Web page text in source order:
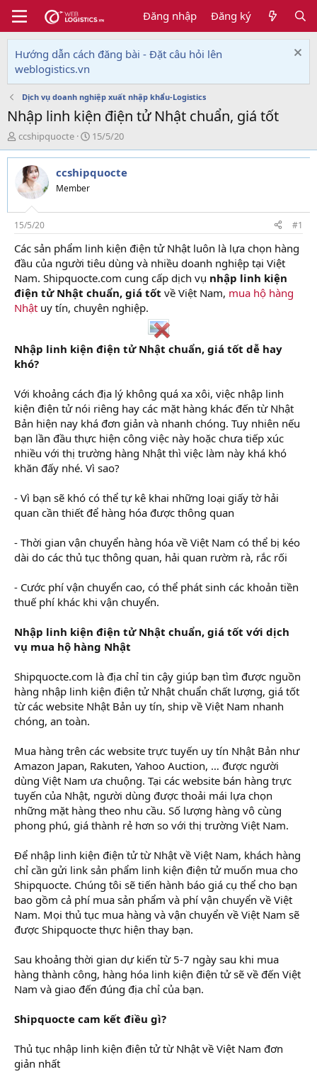
Đăng nhập Đăng ký
Hướng dẫn cách đăng bài - Đặt câu hỏi lên
weblogistics.vn
Dịch vụ doanh nghiệp xuất nhập khẩu-Logistics
Nhập linh kiện điện tử Nhật chuẩn, giá tốt
T
h
r
e
a
d
s
t
a
r
t
e
r
ccshipquocte
N
g
à
y
i
15/5/20
ccshipquocte
Member
15/5/20 #1
Các sản phẩm linh kiện điện tử Nhật luôn là lựa chọn hàng
đầu của người tiêu dùng và nhiều doanh nghiệp tại Việt
Nam. Shipquocte.com cung cấp dịch vụ nhập linh kiện
điện tử Nhật chuẩn, giá tốt về Việt Nam, mua hộ hàng
Nhật uy tín, chuyên nghiệp.
Nhập linh kiện điện tử Nhật chuẩn, giá tốt dễ hay
khó?
Với khoảng cách địa lý không quá xa xôi, việc nhập linh
kiện điện tử nói riêng hay các mặt hàng khác đến từ Nhật
Bản hiện nay khá đơn giản và nhanh chóng. Tuy nhiên nếu
bạn lần đầu thực hiện công việc này hoặc chưa tiếp xúc
nhiều với thị trường hàng Nhật thì việc làm này khá khó
khăn đấy nhé. Vì sao?
- Vì bạn sẽ khó có thể tự kê khai những loại giấy tờ hải
quan cần thiết để hàng hóa được thông quan
- Thời gian vận chuyển hàng hóa về Việt Nam có thể bị kéo
dài do các thủ tục thông quan, hải quan rườm rà, rắc rối
- Cước phí vận chuyển cao, có thể phát sinh các khoản tiền
thuế phí khác khi vận chuyển.
Nhập linh kiện điện tử Nhật chuẩn, giá tốt với dịch
vụ mua hộ hàng Nhật
Shipquocte.com là địa chỉ tin cậy giúp bạn tìm được nguồn
hàng nhập linh kiện điện tử Nhật chuẩn chất lượng, giá tốt
từ các website Nhật Bản uy tín, ship về Việt Nam nhanh
chóng, an toàn.
Mua hàng trên các website trực tuyến uy tín Nhật Bản như
Amazon Japan, Rakuten, Yahoo Auction, … được người
dùng Việt Nam ưa chuộng. Tại các website bán hàng trực
tuyến của Nhật, người dùng được thoải mái lựa chọn
những mặt hàng theo nhu cầu. Số lượng hàng vô cùng
phong phú, giá thành rẻ hơn so với thị trường Việt Nam.
Để nhập linh kiện điện tử từ Nhật về Việt Nam, khách hàng
chỉ cần gửi link sản phẩm linh kiện điện tử muốn mua cho
Shipquocte. Chúng tôi sẽ tiến hành báo giá cụ thể cho bạn
bao gồm cả phí mua sản phẩm và phí vận chuyển về Việt
Nam. Mọi thủ tục mua hàng và vận chuyển về Việt Nam sẽ
được Shipquocte thực hiện thay bạn.
Sau khoảng thời gian dự kiến từ 5-7 ngày sau khi mua
hàng thành công, hàng hóa linh kiện điện tử sẽ về đến Việt
Nam và giao đến đúng địa chỉ của bạn.
Shipquocte cam kết điều gì?
Thủ tục nhập linh kiện điện tử từ Nhật về Việt Nam đơn
giản nhất